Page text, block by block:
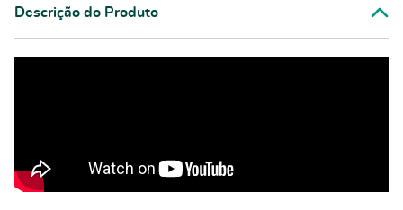
Descrição do Produto